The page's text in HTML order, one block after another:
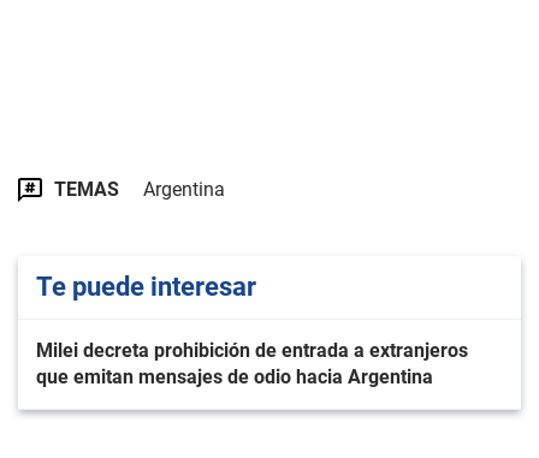
TEMAS Argentina
Te puede interesar
Milei decreta prohibición de entrada a extranjeros
que emitan mensajes de odio hacia Argentina